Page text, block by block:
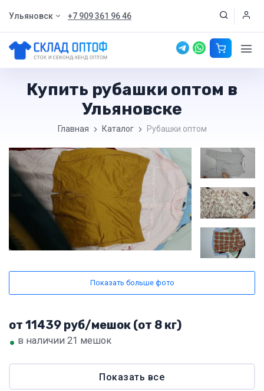
Ульяновск +7 909 361 96 46
Купить рубашки оптом в
Ульяновске
Главная Каталог Рубашки оптом
Показать больше фото
от 11439 руб/мешок (от 8 кг)
• в наличии 21 мешок
Показать все